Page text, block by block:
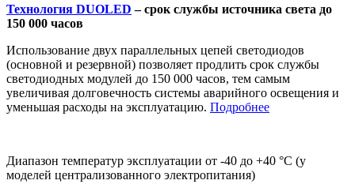
Технология DUOLED – срок службы источника света до
150 000 часов
Использование двух параллельных цепей светодиодов
(основной и резервной) позволяет продлить срок службы
светодиодных модулей до 150 000 часов, тем самым
увеличивая долговечность системы аварийного освещения и
уменьшая расходы на эксплуатацию. Подробнее
Диапазон температур эксплуатации от -40 до +40 °С (у
моделей централизованного электропитания)